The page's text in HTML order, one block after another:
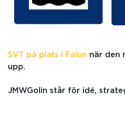
SVT på plats i Falun när den
upp.
JMWGolin står för idé,